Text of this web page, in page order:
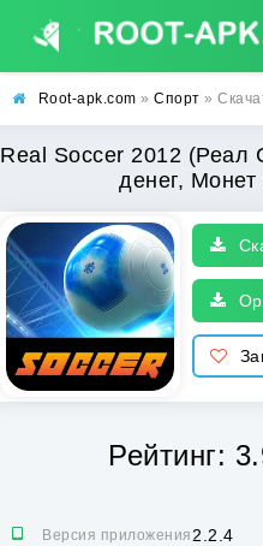
Root-apk.com » Спорт » Скачать Real Soccer
Real Soccer 2012
денег, Монет
Рейтинг:
Версия приложения:2.2.4